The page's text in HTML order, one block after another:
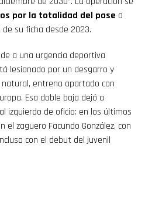
por la totalidad del pase a
de su ficha desde 2023.
a una urgencia deportiva
lesionado por un desgarro y
entrena apartado con
Esa doble baja dejó a
izquierdo de oficio: en los últimos
zaguero Facundo González, con
con el debut del juvenil